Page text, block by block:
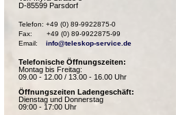
D-85599 Parsdorf
Telefon: +49 (0) 89-9922875-0
Fax:       +49 (0) 89-9922875-99
Email: info@teleskop-service.de
Telefonische Öffnungszeiten:
Montag bis Freitag:
09.00 - 12.00 / 13.00 - 16.00 Uhr
Öffnungszeiten Ladengeschäft:
Dienstag und Donnerstag
09:00 - 17:00 Uhr